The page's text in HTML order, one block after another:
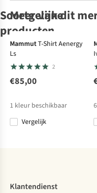
Soortgelijke
producten
Nordisk
Donsjas
Skansholm
Unisex Down
The North Face
Donsjas M Mtn
Range Down
Jas Mcmurdo
Parka
New
Donsjas
Greenland No.
1 Down
Meer van dit
MammutT-Shirt Aenergy
Ls
2
€85,00
1 kleur beschikbaar
Vergelijk
6
Klantendienst